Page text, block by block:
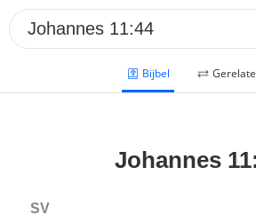
Bijbel
Johannes
SV